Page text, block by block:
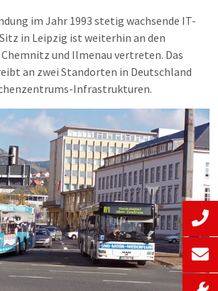
im Jahr 1993 stetig wachsende IT-
in Leipzig ist weiterhin an den
und Ilmenau vertreten. Das
an zwei Standorten in Deutschland
Infrastrukturen.